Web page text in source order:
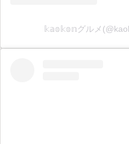
𝕜𝕒𝕠𝕜𝕠𝕟グルメ